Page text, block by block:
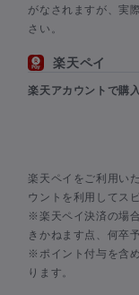
がなされますが、実
さい。
楽天ペイ
楽天アカウントで購
楽天ペイをご利用い
ウントを利用してス
※楽天ペイ決済の場
きかねます点、何卒
※ポイント付与を含
ります。